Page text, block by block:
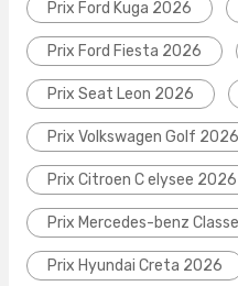
Prix Ford Kuga 2026
Prix Ford Fiesta 2026
Prix Seat Leon 2026
Prix Volkswagen Golf 2026
Prix Citroen C elysee 2026
Prix Mercedes-benz
Prix Hyundai Creta 2026